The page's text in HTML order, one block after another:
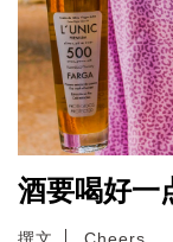
酒要喝好一
撰文 Cheers